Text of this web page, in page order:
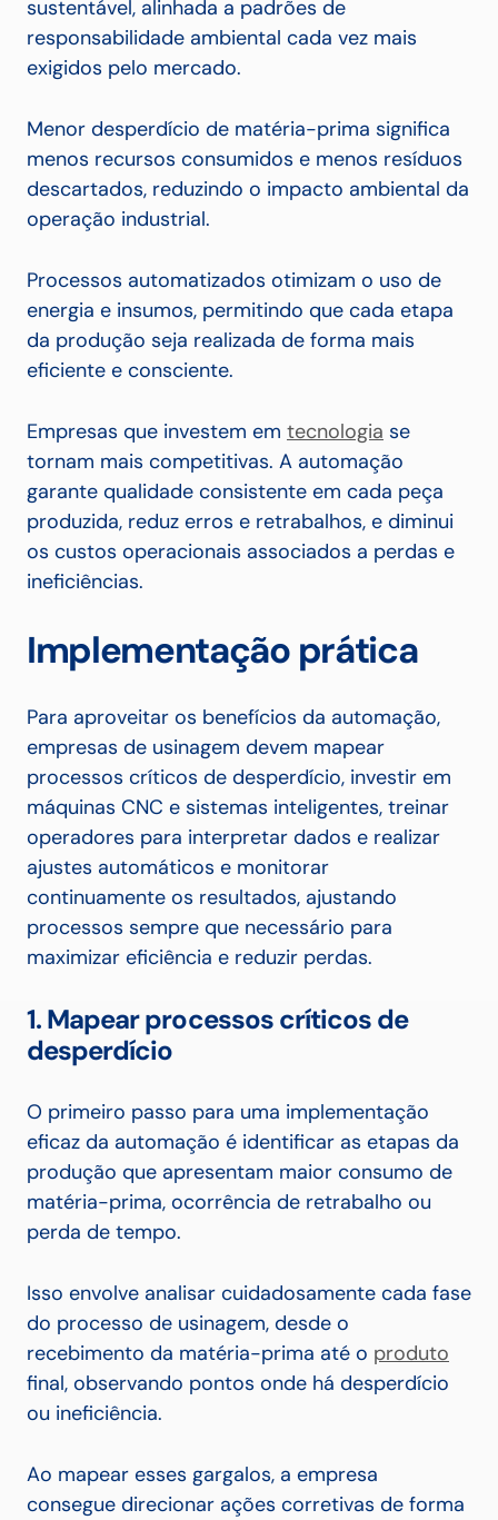
sustentável, alinhada a padrões de
responsabilidade ambiental cada vez mais
exigidos pelo mercado.
Menor desperdício de matéria-prima significa
menos recursos consumidos e menos resíduos
descartados, reduzindo o impacto ambiental da
operação industrial.
Processos automatizados otimizam o uso de
energia e insumos, permitindo que cada etapa
da produção seja realizada de forma mais
eficiente e consciente.
Empresas que investem em tecnologia se
tornam mais competitivas. A automação
garante qualidade consistente em cada peça
produzida, reduz erros e retrabalhos, e diminui
os custos operacionais associados a perdas e
ineficiências.
Implementação prática
Para aproveitar os benefícios da automação,
empresas de usinagem devem mapear
processos críticos de desperdício, investir em
máquinas CNC e sistemas inteligentes, treinar
operadores para interpretar dados e realizar
ajustes automáticos e monitorar
continuamente os resultados, ajustando
processos sempre que necessário para
maximizar eficiência e reduzir perdas.
1. Mapear processos críticos de
desperdício
O primeiro passo para uma implementação
eficaz da automação é identificar as etapas da
produção que apresentam maior consumo de
matéria-prima, ocorrência de retrabalho ou
perda de tempo.
Isso envolve analisar cuidadosamente cada fase
do processo de usinagem, desde o
recebimento da matéria-prima até o produto
final, observando pontos onde há desperdício
ou ineficiência.
Ao mapear esses gargalos, a empresa
consegue direcionar ações corretivas de forma